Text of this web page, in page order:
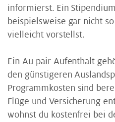
informierst. Ein
beispielsweise gar nicht
vielleicht vorstellst.
Ein Au pair Aufenthalt
den günstigeren
Programmkosten sind
Flüge und Versicherung
wohnst du kostenfrei bei